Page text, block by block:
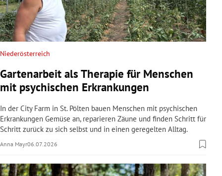
Niederösterreich
Gartenarbeit als Therapie für Menschen
mit psychischen Erkrankungen
In der City Farm in St. Pölten bauen Menschen mit psychischen
Erkrankungen Gemüse an, reparieren Zäune und finden Schritt für
Schritt zurück zu sich selbst und in einen geregelten Alltag.
Anna Mayr06.07.2026